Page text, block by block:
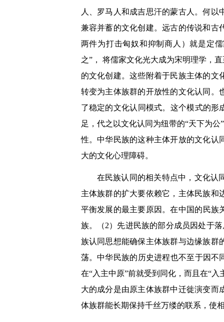
人、罗马人和成吉思汗的蒙古人。何
兼容并蓄的文化创建。远古的传说和古
两件为打击匈奴和抑制商人）就是定
之”，
将儒家文化光大成为宋明理学，
的文化创建。这些附着于民族主体的
转变为主体族群的开放性的文化认同。
了稳定的文化认同模式。这个模式的形
足，代之以文化认同为纽带的“天下为
性。中华民族的这种主体开放的文化认
大的文化心理障碍。
在民族认同的相关特点中，文化认
主体族群的扩大要依赖它，主体民族
平衡发展的最主要原因。在中国的民族
族。（2）先进民族的部分成员因处于
族认同思想能确保主体族群与边缘族群
荡。中华民族的历史进程也不至于因不
在“入主中原”前就受到同化，而且在“
大的成分是由原主体族群中迁徙演变
体族群能长期保持千丝万缕的联系，使